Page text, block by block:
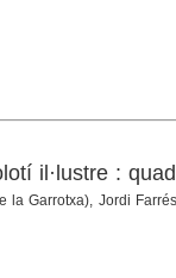
il·lustre :
la Garrotxa), Jordi